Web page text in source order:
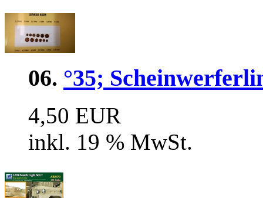
06. °35;
4,50 EUR
inkl. 19 % MwSt.